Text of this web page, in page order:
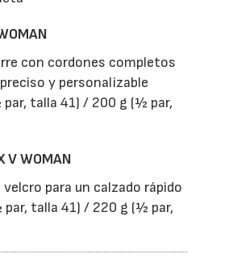
con cordones completos
y personalizable
par, talla 41) / 200 g (½ par,
V WOMAN
velcro para un calzado rápido
par, talla 41) / 220 g (½ par,